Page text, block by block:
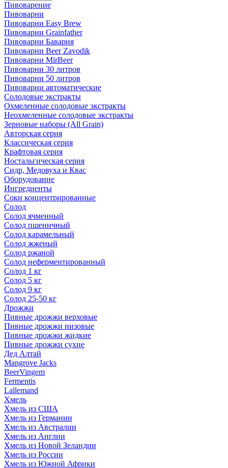
Пивоварение
Пивоварни
Пивоварни Easy Brew
Пивоварни Grainfather
Пивоварни Бавария
Пивоварни Beer Zavodik
Пивоварни MirBeer
Пивоварни 30 литров
Пивоварни 50 литров
Пивоварни автоматические
Солодовые экстракты
Охмеленные солодовые экстракты
Неохмеленные солодовые экстракты
Зерновые наборы (All Grain)
Авторская серия
Классическая серия
Крафтовая серия
Ностальгическая серия
Сидр, Медовуха и Квас
Оборудование
Ингредиенты
Соки концентрированные
Солод
Солод ячменный
Солод пшеничный
Солод карамельный
Солод жженый
Солод ржаной
Солод неферментированный
Солод 1 кг
Солод 5 кг
Солод 9 кг
Солод 25-50 кг
Дрожжи
Пивные дрожжи верховые
Пивные дрожжи низовые
Пивные дрожжи жидкие
Пивные дрожжи сухие
Дед Алтай
Mangrove Jacks
BeerVingem
Fermentis
Lallemand
Хмель
Хмель из США
Хмель из Германии
Хмель из Австралии
Хмель из Англии
Хмель из Новой Зеландии
Хмель из России
Хмель из Южной Африки